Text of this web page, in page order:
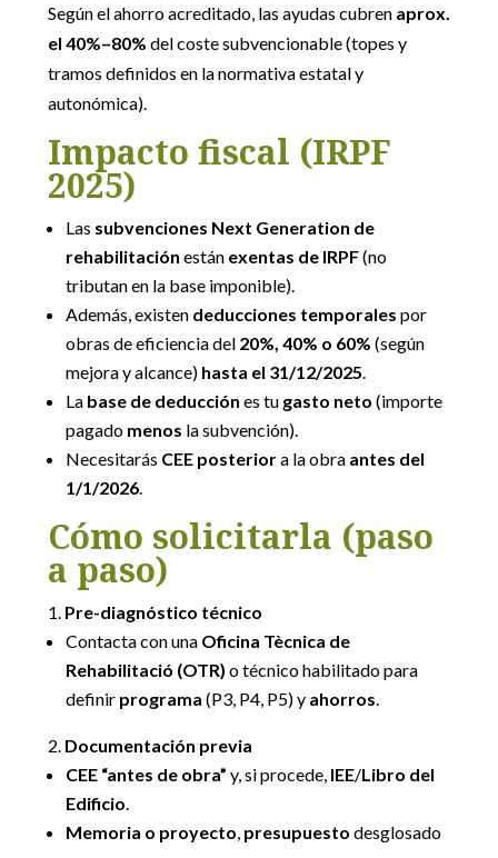
Según el ahorro acreditado, las ayudas cubren aprox.
el 40%–80% del coste subvencionable (topes y
tramos definidos en la normativa estatal y
autonómica).
Impacto fiscal (IRPF
2025)
Las subvenciones Next Generation de
rehabilitación están exentas de IRPF(no
tributan en la base imponible).
Además, existen deducciones temporales por
obras de eficiencia del 20%, 40% o 60% (según
mejora y alcance) hasta el 31/12/2025
La base de deducción es tu gasto neto (importe
pagado menos la subvención).
Necesitarás CEE posteriora la obra antes del
1/1/2026.
Cómo solicitarla (paso
a paso)
Pre-diagnóstico técnico
Contacta con una Oficina Tècnica de
Rehabilitació (OTR) o técnico habilitado para
definir programa (P3, P4, P5) y ahorros
Documentación previa
CEE “antes de obra” y, si procede, IEE/Libro del
Edificio
Memoria o proyecto presupuesto desglosado